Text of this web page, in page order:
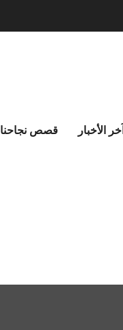
آخر الأخبار قصص نجاحنا